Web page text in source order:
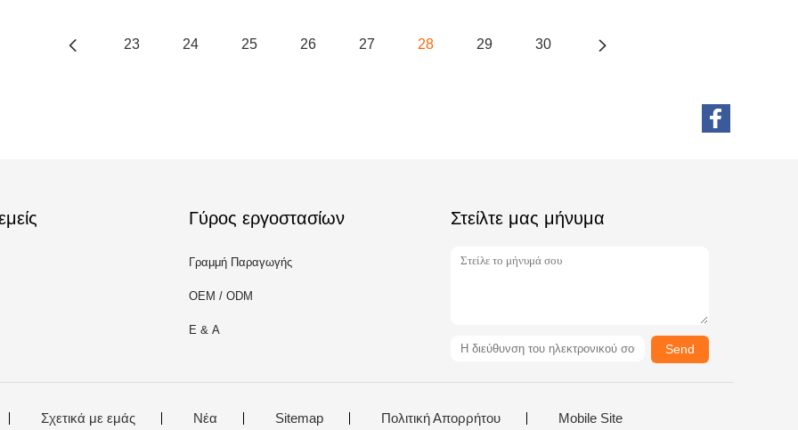
23 24 25 26 27 28 29 30
Γύρος εργοστασίων
Γραμμή Παραγωγής
OEM / ODM
Ε & Α
Στείλτε μας μήνυμα
Send
Σχετικά με εμάς Νέα Sitemap Πολιτική Απορρήτου Mobile Site